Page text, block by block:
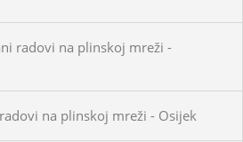
radovi na plinskoj mreži -
na plinskoj mreži - Osijek